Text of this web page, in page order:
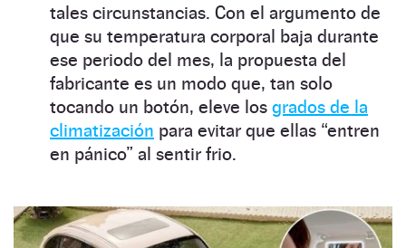
tales circunstancias. Con el argumento de
que su temperatura corporal baja durante
ese periodo del mes, la propuesta del
fabricante es un modo que, tan solo
tocando un botón, eleve los grados de la
climatización para evitar que ellas “entren
en pánico” al sentir frio.